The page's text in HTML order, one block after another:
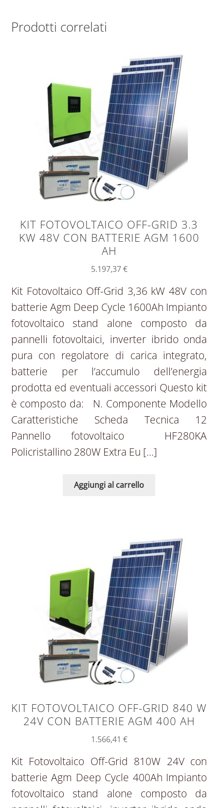
Prodotti correlati
KIT FOTOVOLTAICO OFF-GRID 3.3
KW 48V CON BATTERIE AGM 1600
AH
5.197,37€
Kit Fotovoltaico Off-Grid 3,36 kW 48V con
batterie Agm Deep Cycle 1600Ah Impianto
fotovoltaico stand alone composto da
pannelli fotovoltaici, inverter ibrido onda
pura con regolatore di carica integrato,
batterie per l’accumulo dell’energia
prodotta ed eventuali accessori Questo kit
è composto da: N. Componente Modello
Caratteristiche Scheda Tecnica 12
Pannello fotovoltaico HF280KA
Policristallino 280W Extra Eu […]
Aggiungi al carrello
KIT FOTOVOLTAICO OFF-GRID 840 W
24V CON BATTERIE AGM 400 AH
1.566,41 €
Kit Fotovoltaico Off-Grid 810W 24V con
batterie Agm Deep Cycle 400Ah Impianto
fotovoltaico stand alone composto da